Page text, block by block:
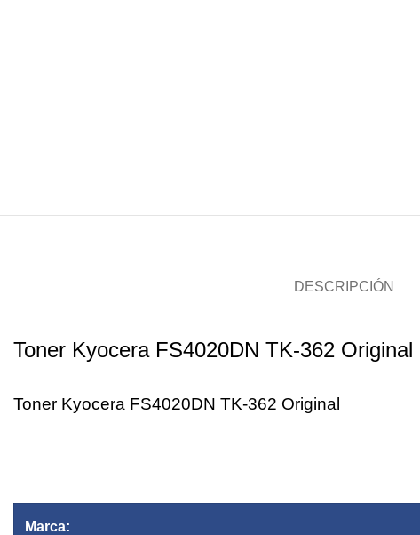
DESCRIPCIÓN
Toner Kyocera FS4020DN TK-362 Original
Toner Kyocera FS4020DN TK-362 Original
Marca: